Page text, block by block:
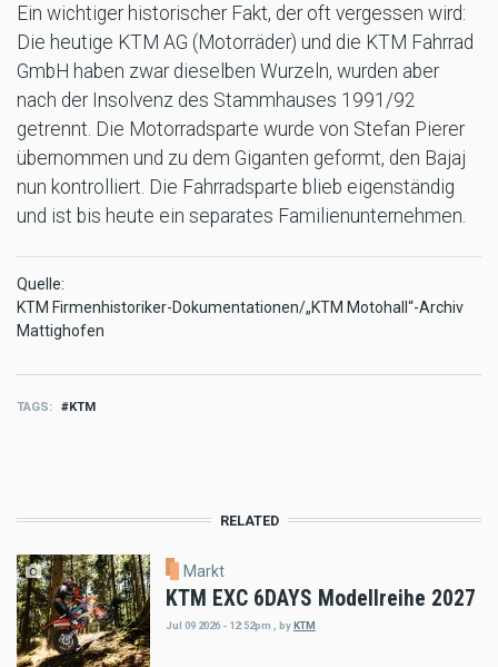
Ein wichtiger historischer Fakt, der oft vergessen wird:
Die heutige KTM AG (Motorräder) und die KTM Fahrrad
GmbH haben zwar dieselben Wurzeln, wurden aber
nach der Insolvenz des Stammhauses 1991/92
getrennt. Die Motorradsparte wurde von Stefan Pierer
übernommen und zu dem Giganten geformt, den Bajaj
nun kontrolliert. Die Fahrradsparte blieb eigenständig
und ist bis heute ein separates Familienunternehmen.
Quelle:
KTM Firmenhistoriker-Dokumentationen/„KTM Motohall“-Archiv
Mattighofen
TAGS KTM
RELATED
Markt
KTM EXC 6DAYS Modellreihe 2027
Jul 09 2026 - 12:52pm , byKTM